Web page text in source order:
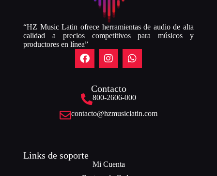
“HZ Music Latin ofrece herramientas de audio de alta
calidad a precios competitivos para músicos y
productores en línea”
Contacto
800-2606-000
contacto@hzmusiclatin.com
Links de soporte
Mi Cuenta